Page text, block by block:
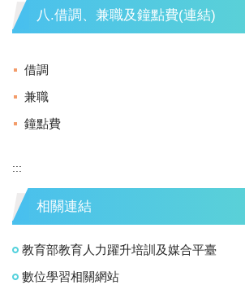
八.借調、兼職及鐘點費(連結)
借調
兼職
鐘點費
:::
相關連結
教育部教育人力躍升培訓及媒合平臺
數位學習相關網站